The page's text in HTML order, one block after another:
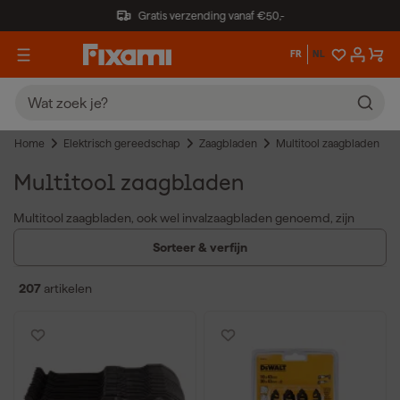
Gratis verzending vanaf €50,-
FR NL
Home Elektrisch gereedschap Zaagbladen Multitool zaagbladen
Multitool zaagbladen
Multitool zaagbladen, ook wel invalzaagbladen genoemd, zijn
handig voor diverse zaagklussen met een multitool. De voordelen
van multitool zaagbladen zijn onder andere:
Beschikbaar in verschillende sets, zoals multitool zaagbladen
set, waardoor je altijd het juiste blad bij de hand hebt voor elke
klus.
Compatibel met starlock, starlock plus en starlock max
Sorteer & verfijn
207 artikelen